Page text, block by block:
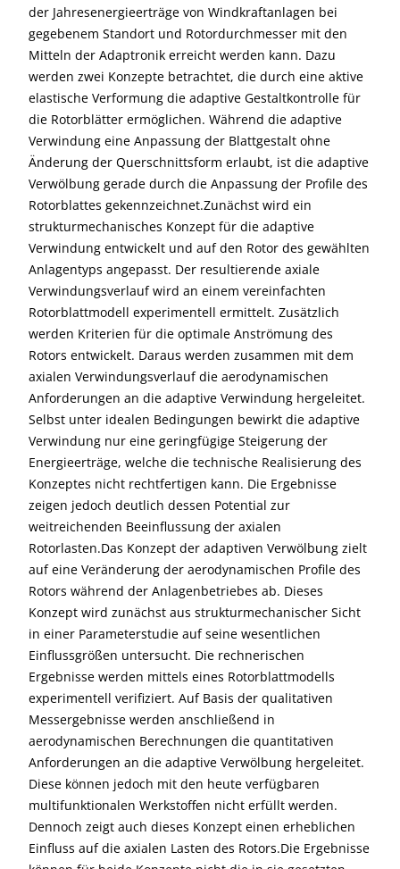
der Jahresenergieerträge von Windkraftanlagen bei
gegebenem Standort und Rotordurchmesser mit den
Mitteln der Adaptronik erreicht werden kann. Dazu
werden zwei Konzepte betrachtet, die durch eine aktive
elastische Verformung die adaptive Gestaltkontrolle für
die Rotorblätter ermöglichen. Während die adaptive
Verwindung eine Anpassung der Blattgestalt ohne
Änderung der Querschnittsform erlaubt, ist die adaptive
Verwölbung gerade durch die Anpassung der Profile des
Rotorblattes gekennzeichnet.Zunächst wird ein
strukturmechanisches Konzept für die adaptive
Verwindung entwickelt und auf den Rotor des gewählten
Anlagentyps angepasst. Der resultierende axiale
Verwindungsverlauf wird an einem vereinfachten
Rotorblattmodell experimentell ermittelt. Zusätzlich
werden Kriterien für die optimale Anströmung des
Rotors entwickelt. Daraus werden zusammen mit dem
axialen Verwindungsverlauf die aerodynamischen
Anforderungen an die adaptive Verwindung hergeleitet.
Selbst unter idealen Bedingungen bewirkt die adaptive
Verwindung nur eine geringfügige Steigerung der
Energieerträge, welche die technische Realisierung des
Konzeptes nicht rechtfertigen kann. Die Ergebnisse
zeigen jedoch deutlich dessen Potential zur
weitreichenden Beeinflussung der axialen
Rotorlasten.Das Konzept der adaptiven Verwölbung zielt
auf eine Veränderung der aerodynamischen Profile des
Rotors während der Anlagenbetriebes ab. Dieses
Konzept wird zunächst aus strukturmechanischer Sicht
in einer Parameterstudie auf seine wesentlichen
Einflussgrößen untersucht. Die rechnerischen
Ergebnisse werden mittels eines Rotorblattmodells
experimentell verifiziert. Auf Basis der qualitativen
Messergebnisse werden anschließend in
aerodynamischen Berechnungen die quantitativen
Anforderungen an die adaptive Verwölbung hergeleitet.
Diese können jedoch mit den heute verfügbaren
multifunktionalen Werkstoffen nicht erfüllt werden.
Dennoch zeigt auch dieses Konzept einen erheblichen
Einfluss auf die axialen Lasten des Rotors.Die Ergebnisse